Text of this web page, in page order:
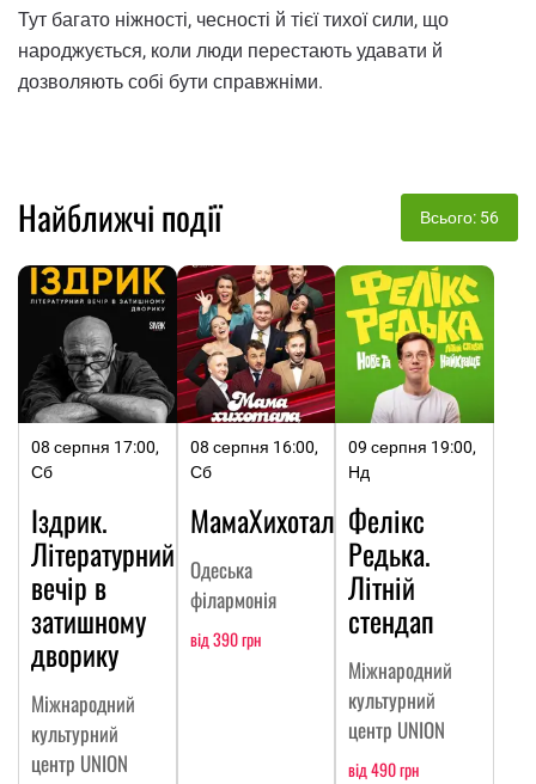
Тут багато ніжності, чесності й тієї тихої сили, що
народжується, коли люди перестають удавати й
дозволяють собі бути справжніми.
Найближчі події Всього: 56
08 серпня 17:00,
Сб
Іздрик.
Літературний
вечір в
затишному
дворику
Міжнародний
культурний
центр UNION
08 серпня 16:00,
Сб
МамаХихотала
Одеська
філармонія
від 390 грн
09 серпня 19:00,
Нд
Фелікс
Редька.
Літній
стендап
Міжнародний
культурний
центр UNION
від 490 грн